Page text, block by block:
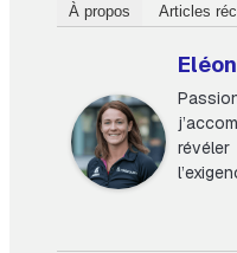
À propos Articles